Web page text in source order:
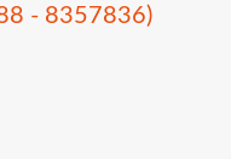
- 8357836)